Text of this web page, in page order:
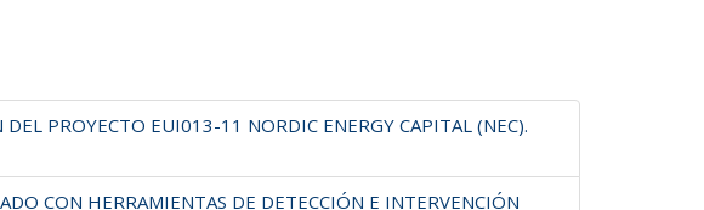
PROYECTO EUI013-11 NORDIC ENERGY CAPITAL (NEC).
CON HERRAMIENTAS DE DETECCIÓN E INTERVENCIÓN